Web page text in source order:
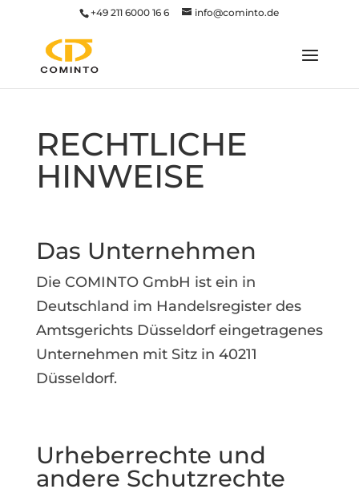
+49 211 6000 16 6 info@cominto.de
RECHTLICHE
HINWEISE
Das Unternehmen
Die COMINTO GmbH ist ein in
Deutschland im Handelsregister des
Amtsgerichts Düsseldorf eingetragenes
Unternehmen mit Sitz in 40211
Düsseldorf.
Urheberrechte und
andere Schutzrechte